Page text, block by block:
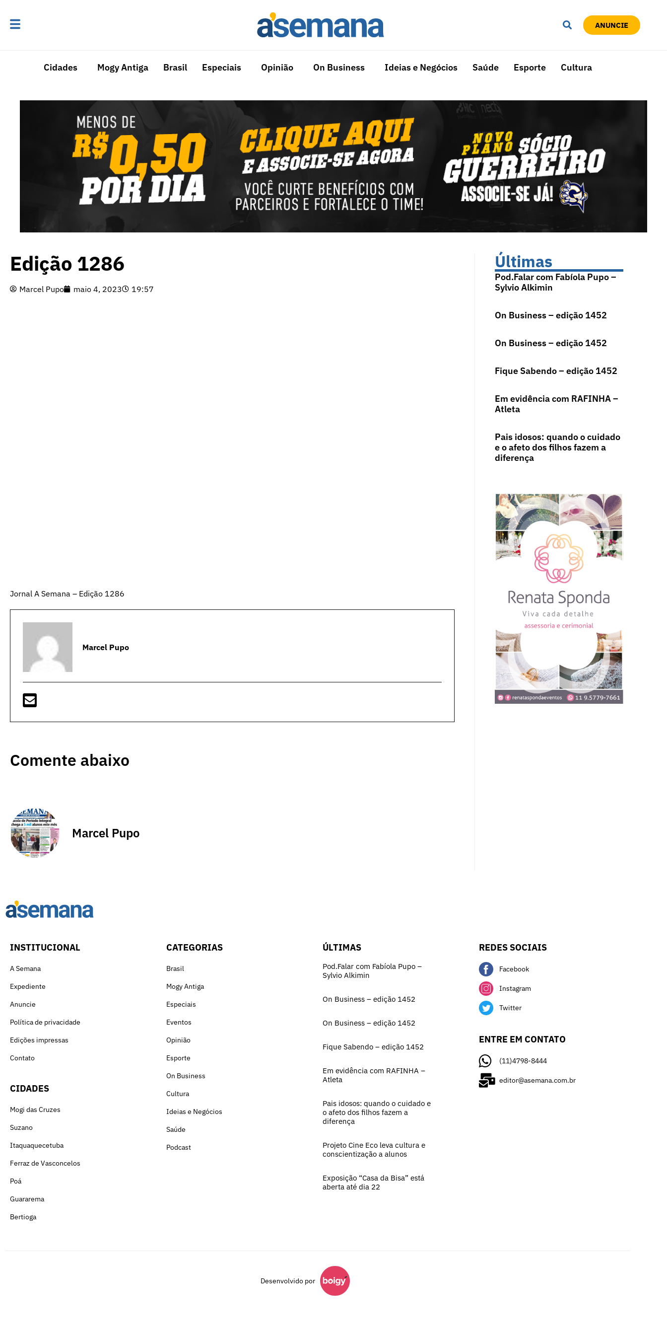
ANUNCIE
Cidades Mogy Antiga Brasil Especiais Opinião On Business Ideias e Negócios Saúde Esporte Cultura
Edição 1286
Marcel Pupo maio 4, 2023 19:57
Jornal A Semana – Edição 1286
Marcel Pupo
Comente abaixo
Marcel Pupo
Últimas
Pod.Falar com Fabíola Pupo –
Sylvio Alkimin
On Business – edição 1452
On Business – edição 1452
Fique Sabendo – edição 1452
Em evidência com RAFINHA –
Atleta
Pais idosos: quando o cuidado
e o afeto dos filhos fazem a
diferença
INSTITUCIONAL
A Semana
Expediente
Anuncie
Política de privacidade
Edições impressas
Contato
CIDADES
Mogi das Cruzes
Suzano
Itaquaquecetuba
Ferraz de Vasconcelos
Poá
Guararema
Bertioga
CATEGORIAS
Brasil
Mogy Antiga
Especiais
Eventos
Opinião
Esporte
On Business
Cultura
Ideias e Negócios
Saúde
Podcast
ÚLTIMAS
Pod.Falar com Fabíola Pupo –
Sylvio Alkimin
On Business – edição 1452
On Business – edição 1452
Fique Sabendo – edição 1452
Em evidência com RAFINHA –
Atleta
Pais idosos: quando o cuidado e
o afeto dos filhos fazem a
diferença
Projeto Cine Eco leva cultura e
conscientização a alunos
Exposição “Casa da Bisa” está
aberta até dia 22
REDES SOCIAIS
Facebook
Instagram
Twitter
ENTRE EM CONTATO
(11)4798-8444
editor@asemana.com.br
Desenvolvido por